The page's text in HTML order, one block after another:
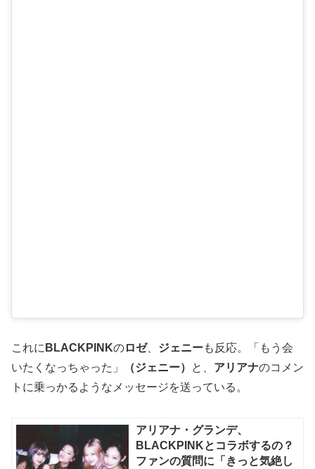
これに BLACKPINKのロゼ、 ジェニーも反応。「もう会
いたくなっちゃった」
（ジェニー） と、 アリアナのコメン
トに乗っかるようなメッセージを送っている。
アリアナ・グランデ、
BLACKPINKとコラボするの？
ファンの質問に「きっと気絶し